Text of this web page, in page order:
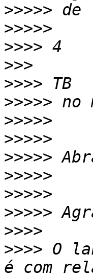
>>>>>
>>>>>
>>>>
>>>
>>>>
>>>>>
>>>>>
>>>>>
>>>>>
>>>>>
>>>>>
>>>>>
>>>>
>>>> O